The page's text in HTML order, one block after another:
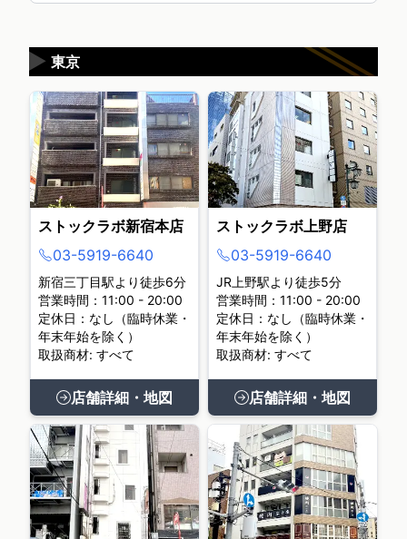
東京
▶
ストックラボ新宿本店
03-5919-6640
新宿三丁目駅より徒歩6分
営業時間：11:00 - 20:00
定休日：なし（臨時休業・
年末年始を除く）
取扱商材: すべて
店舗詳細・地図
ストックラボ上野店
03-5919-6640
JR上野駅より徒歩5分
営業時間：11:00 - 20:00
定休日：なし（臨時休業・
年末年始を除く）
取扱商材: すべて
店舗詳細・地図